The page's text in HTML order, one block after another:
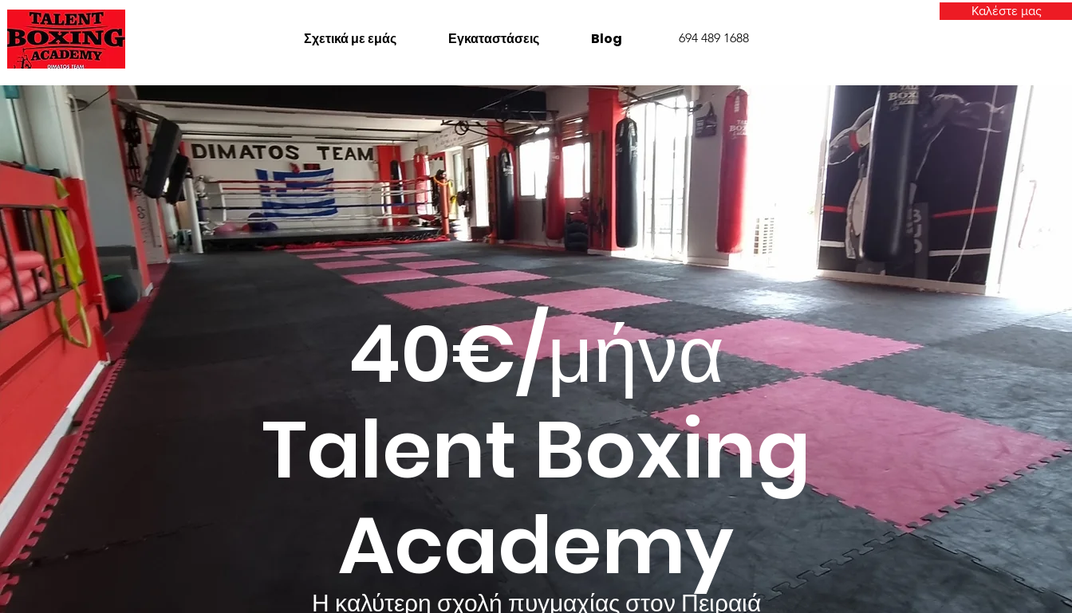
Σχετικά με εμάς Εγκαταστάσεις Blog 694 489 1688
Καλέστε μας
40€/μήνα
Talent Boxing
Academy
Η καλύτερη σχολή πυγμαχίας στον Πειραιά